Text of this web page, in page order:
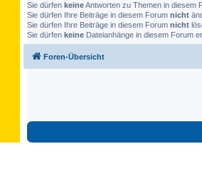
Sie dürfen keineAntworten zu Themen in diesem
Sie dürfen Ihre Beiträge in diesem Forum nicht
Sie dürfen Ihre Beiträge in diesem Forum nicht
Sie dürfen keine Dateianhänge in diesem Forum
Foren-Übersicht